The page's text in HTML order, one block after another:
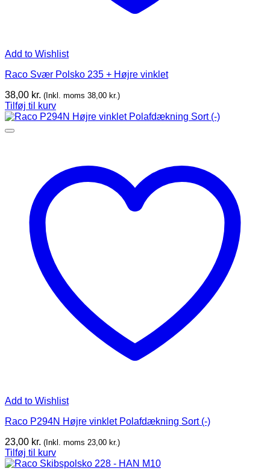
Add to Wishlist
Raco Svær Polsko 235 + Højre vinklet
38,00 kr. (Inkl. moms 38,00 kr.)
Tilføj til kurv
Add to Wishlist
Raco P294N Højre vinklet Polafdækning Sort (-)
23,00 kr. (Inkl. moms 23,00 kr.)
Tilføj til kurv